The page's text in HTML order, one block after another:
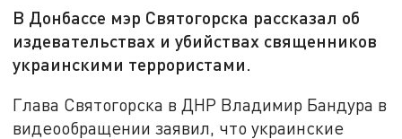
В Донбассе мэр Святогорска рассказал об
издевательствах и убийствах священников
украинскими террористами.
Глава Святогорска в ДНР Владимир Бандура в
видеообращении заявил, что украинские